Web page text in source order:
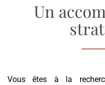
Un
Vous êtes à la